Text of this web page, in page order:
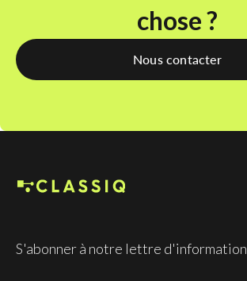
chose ?
Nous contacter
S'abonner à notre lettre d'information